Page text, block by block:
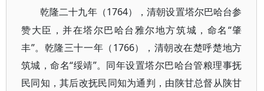
乾隆二十九年（1764），清朝设置塔尔巴哈台参
赞大臣，并在塔尔巴哈台雅尔地方筑城，命名“肇
丰”。乾隆三十一年（1766），清朝改在楚呼楚地方
筑城，命名“绥靖”。同年设置塔尔巴哈台管粮理事抚
民同知，其后改抚民同知为通判，由陕甘总督从陕甘